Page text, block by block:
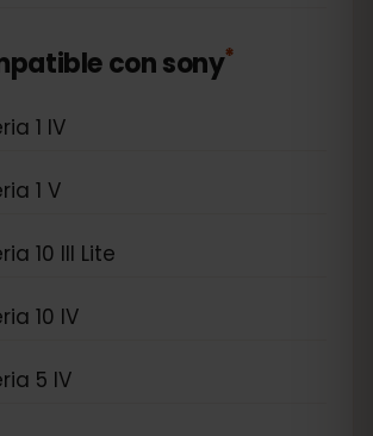
consony*
1 IV
1 V
10 III Lite
10 IV
5 IV